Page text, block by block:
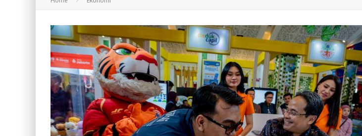
BAKMI PANGSIT AYAM, KULINER LEGENDARIS DI PASAR BARU JAKARTA